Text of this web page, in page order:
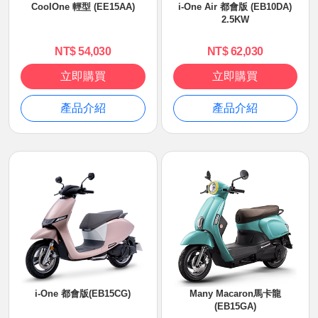
CooIOne 輕型 (EE15AA)
NT$ 54,030
立即購買
產品介紹
i-One Air 都會版 (EB10DA)
2.5KW
NT$ 62,030
立即購買
產品介紹
i-One 都會版(EB15CG)
Many Macaron馬卡龍
(EB15GA)